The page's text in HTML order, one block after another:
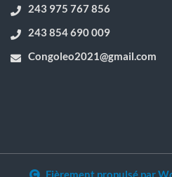
243 975 767 856
243 854 690 009
Congoleo2021@gmail.com
Fièrement propulsé par